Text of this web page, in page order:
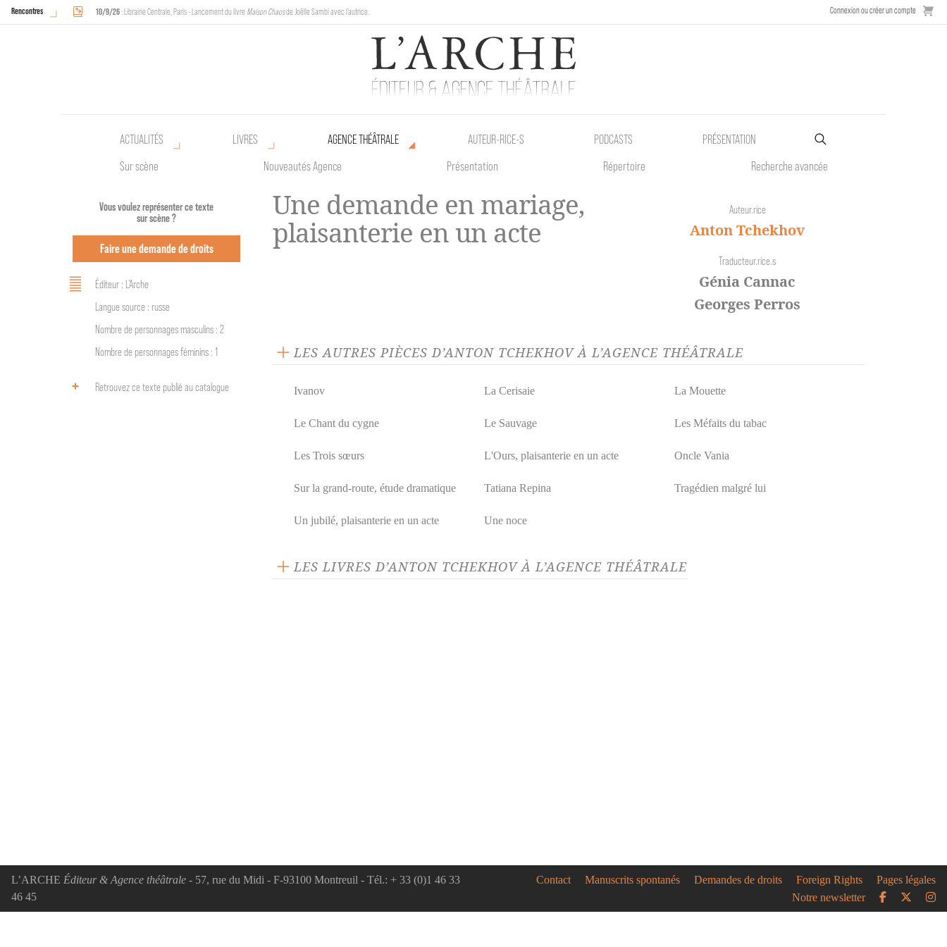
Rencontres 10/9/26: Librairie Centrale, Paris - Lancement du livre Maison Chaosde Joëlle Sambi avec l'autrice.
: Halles de Schaerbeek, Bruxelles - L'Arche sera présente au Poetik Bazar tout le weekend !
Connexion ou créer un compte
ACTUALITÉS LIVRES
AGENCE THÉÂTRALE
Sur scène
Nouveautés Agence Présentation Répertoire Recherche avancée
AUTEUR•RICE•S PODCASTS PRÉSENTATION
Vous voulez représenter ce texte
sur scène ?
Faire une demande de droits
Éditeur : L'Arche
Langue source : russe
Nombre de personnages masculins : 2
Nombre de personnages féminins : 1
Retrouvez ce texte publié au catalogue
Une demande en mariage,
plaisanterie en un acte
Auteur.rice
Anton Tchekhov
Traducteur.rice.s
Génia Cannac
Georges Perros
LES AUTRES PIÈCES D’ANTON TCHEKHOV À L’AGENCE THÉÂTRALE
Ivanov La Cerisaie La Mouette
Le Chant du cygne Le Sauvage Les Méfaits du tabac
Les Trois sœurs L'Ours, plaisanterie en un acte Oncle Vania
Sur la grand-route, étude dramatique Tatiana Repina Tragédien malgré lui
Un jubilé, plaisanterie en un acte Une noce
LES LIVRES D’ANTON TCHEKHOV À L’AGENCE THÉÂTRALE
L’ARCHE Éditeur & Agence théâtrale - 57, rue du Midi - F-93100 Montreuil - Tél.: + 33 (0)1 46 33
46 45
Contact Manuscrits spontanés Demandes de droits Foreign Rights
Pages légales
Notre newsletter